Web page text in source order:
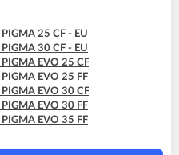
25 CF - EU
30 CF - EU
EVO 25 CF
EVO 25 FF
EVO 30 CF
EVO 30 FF
EVO 35 FF
EVO SYSTEM 25 CF
EVO SYSTEM 25 FF